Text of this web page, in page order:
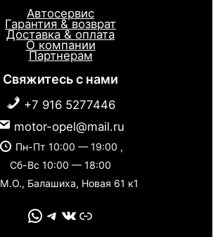
Автосервис
Гарантия & возврат
Доставка & оплата
О компании
Партнерам
Свяжитесь с нами
+7 916 5277446
motor-opel@mail.ru
Пн-Пт 10:00 — 19:00 ,
Сб-Вс 10:00 — 18:00
М.О., Балашиха, Новая 61 к1
WhatsApp Telegram VK Link